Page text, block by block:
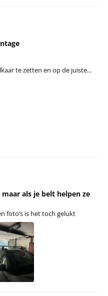
te zetten en op de juiste...
als je belt helpen ze
foto’s is het toch gelukt